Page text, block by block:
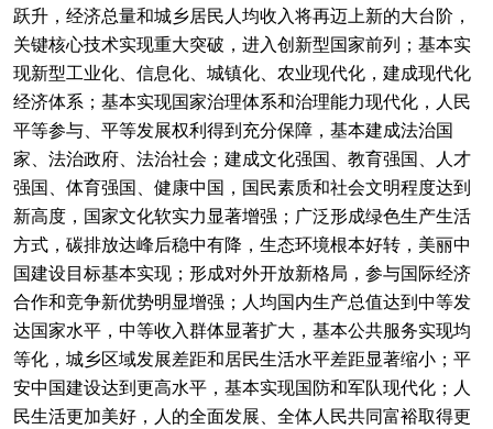
跃升，经济总量和城乡居民人均收入将再迈上新的大台阶，
关键核心技术实现重大突破，进入创新型国家前列；基本实
现新型工业化、信息化、城镇化、农业现代化，建成现代化
经济体系；基本实现国家治理体系和治理能力现代化，人民
平等参与、平等发展权利得到充分保障，基本建成法治国
家、法治政府、法治社会；建成文化强国、教育强国、人才
强国、体育强国、健康中国，国民素质和社会文明程度达到
新高度，国家文化软实力显著增强；广泛形成绿色生产生活
方式，碳排放达峰后稳中有降，生态环境根本好转，美丽中
国建设目标基本实现；形成对外开放新格局，参与国际经济
合作和竞争新优势明显增强；人均国内生产总值达到中等发
达国家水平，中等收入群体显著扩大，基本公共服务实现均
等化，城乡区域发展差距和居民生活水平差距显著缩小；平
安中国建设达到更高水平，基本实现国防和军队现代化；人
民生活更加美好，人的全面发展、全体人民共同富裕取得更